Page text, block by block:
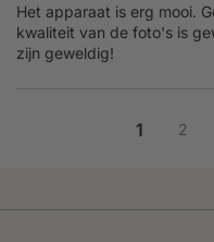
Het apparaat is erg mooi.
kwaliteit van de foto's is
zijn geweldig!
1 2